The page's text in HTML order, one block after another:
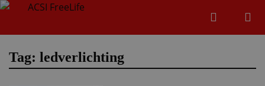
Zoeken
Tag: ledverlichting